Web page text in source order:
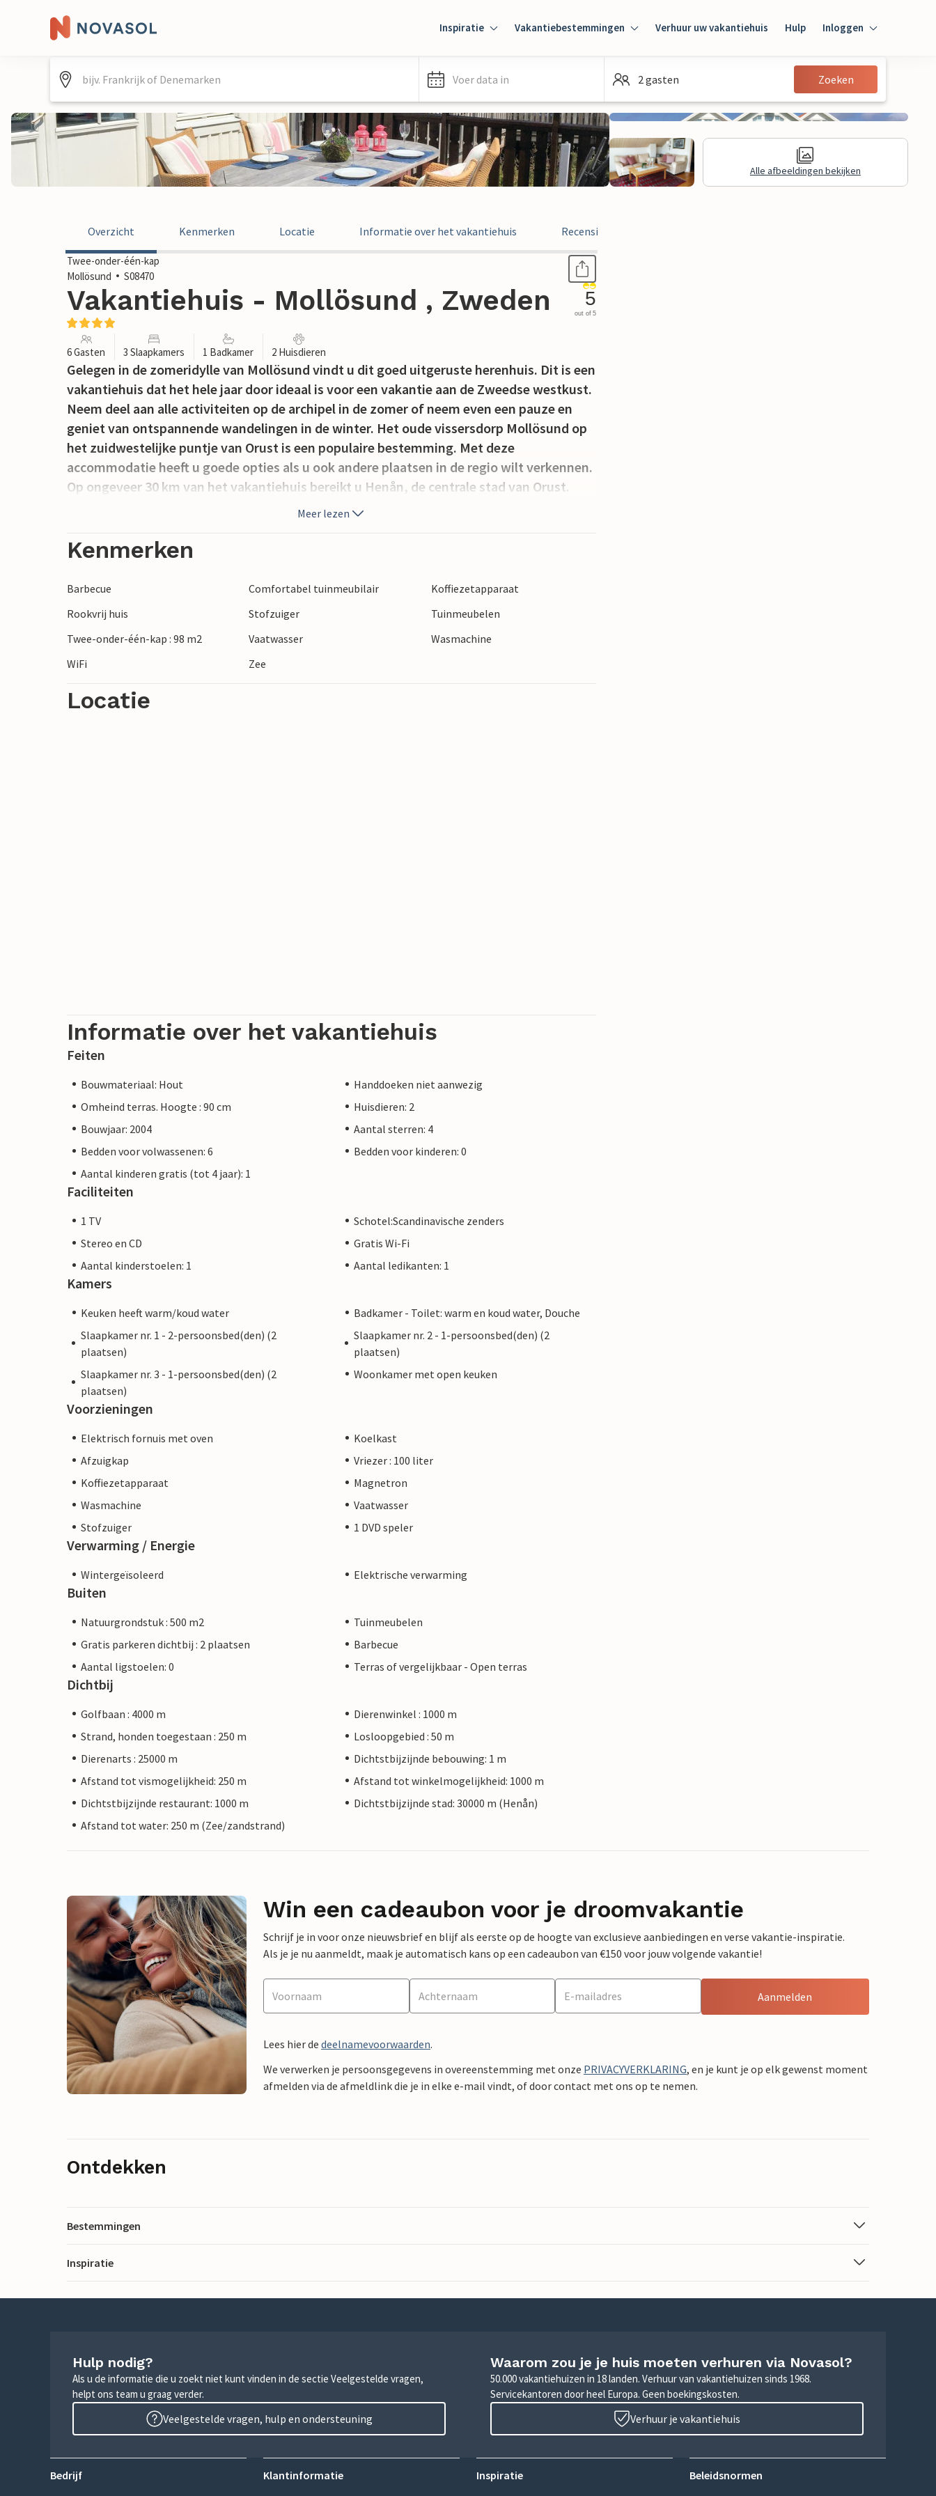
Inspiratie Vakantiebestemmingen Verhuur uw vakantiehuis Hulp Inloggen
Inloggen
Gast
Voer data in 2 gasten Zoeken
Alle afbeeldingen bekijken
Overzicht Kenmerken Locatie Informatie over het vakantiehuis Recensies
Twee-onder-één-kap
Mollösund
S08470
Vakantiehuis - Mollösund , Zweden 5
out of 5
6 Gasten 3 Slaapkamers 1 Badkamer 2 Huisdieren
Gelegen in de zomeridylle van Mollösund vindt u dit goed uitgeruste herenhuis. Dit is een
vakantiehuis dat het hele jaar door ideaal is voor een vakantie aan de Zweedse westkust.
Neem deel aan alle activiteiten op de archipel in de zomer of neem even een pauze en
geniet van ontspannende wandelingen in de winter. Het oude vissersdorp Mollösund op
het zuidwestelijke puntje van Orust is een populaire bestemming. Met deze
accommodatie heeft u goede opties als u ook andere plaatsen in de regio wilt verkennen.
Op ongeveer 30 km van het vakantiehuis bereikt u Henån, de centrale stad van Orust.
Meer lezen
Kenmerken
Barbecue Comfortabel tuinmeubilair
Koffiezetapparaat
Rookvrij huis
Stofzuiger
Tuinmeubelen
Twee-onder-één-kap : 98 m2
Vaatwasser
Wasmachine
WiFi
Zee
Locatie
Informatie over het vakantiehuis
Feiten
Bouwmateriaal: Hout
Handdoeken niet aanwezig
Omheind terras. Hoogte : 90 cm
Huisdieren: 2
Bouwjaar: 2004
Aantal sterren: 4
Bedden voor volwassenen: 6
Bedden voor kinderen: 0
Aantal kinderen gratis (tot 4 jaar): 1
Faciliteiten
1 TV
Schotel:Scandinavische zenders
Stereo en CD
Gratis Wi-Fi
Aantal kinderstoelen: 1
Aantal ledikanten: 1
Kamers
Keuken heeft warm/koud water
Badkamer - Toilet: warm en koud water, Douche
Slaapkamer nr. 1 - 2-persoonsbed(den) (2
plaatsen)
Slaapkamer nr. 2 - 1-persoonsbed(den) (2
plaatsen)
Slaapkamer nr. 3 - 1-persoonsbed(den) (2
plaatsen)
Woonkamer met open keuken
Voorzieningen
Elektrisch fornuis met oven
Koelkast
Afzuigkap
Vriezer : 100 liter
Koffiezetapparaat
Magnetron
Wasmachine
Vaatwasser
Stofzuiger
1 DVD speler
Verwarming / Energie
Wintergeïsoleerd Elektrische verwarming
Buiten
Natuurgrondstuk : 500 m2
Tuinmeubelen
Gratis parkeren dichtbij : 2 plaatsen
Barbecue
Aantal ligstoelen: 0
Terras of vergelijkbaar - Open terras
Dichtbij
Golfbaan : 4000 m
Dierenwinkel : 1000 m
Strand, honden toegestaan : 250 m
Losloopgebied : 50 m
Dierenarts : 25000 m
Dichtstbijzijnde bebouwing: 1 m
Afstand tot vismogelijkheid: 250 m
Afstand tot winkelmogelijkheid: 1000 m
Dichtstbijzijnde restaurant: 1000 m
Dichtstbijzijnde stad: 30000 m (Henån)
Afstand tot water: 250 m (Zee/zandstrand)
Win een cadeaubon voor je droomvakantie
Schrijf je in voor onze nieuwsbrief en blijf als eerste op de hoogte van exclusieve aanbiedingen en verse vakantie-inspiratie.
Als je je nu aanmeldt, maak je automatisch kans op een cadeaubon van €150 voor jouw volgende vakantie!
Aanmelden
Lees hier de deelnamevoorwaarden.
We verwerken je persoonsgegevens in overeenstemming met onze PRIVACYVERKLARING, en je kunt je op elk gewenst moment
afmelden via de afmeldlink die je in elke e-mail vindt, of door contact met ons op te nemen.
Ontdekken
Bestemmingen
Inspiratie
Hulp nodig?
Als u de informatie die u zoekt niet kunt vinden in de sectie Veelgestelde vragen,
helpt ons team u graag verder.
Veelgestelde vragen, hulp en ondersteuning
Waarom zou je je huis moeten verhuren via Novasol?
50.000 vakantiehuizen in 18 landen. Verhuur van vakantiehuizen sinds 1968.
Servicekantoren door heel Europa. Geen boekingskosten.
Verhuur je vakantiehuis
Bedrijf Klantinformatie Inspiratie Beleidsnormen